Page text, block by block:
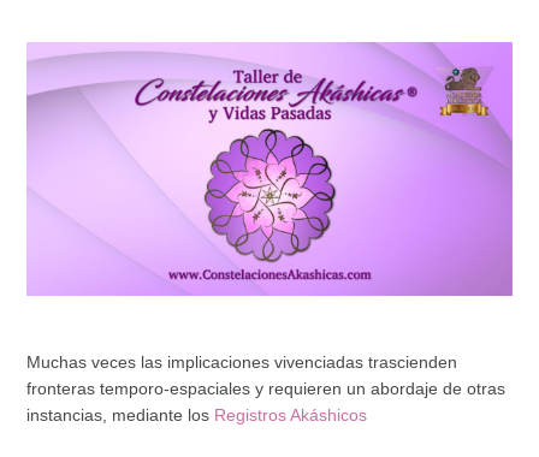
Muchas veces las implicaciones vivenciadas trascienden
fronteras temporo-espaciales y requieren un abordaje de otras
instancias, mediante los Registros Akáshicos